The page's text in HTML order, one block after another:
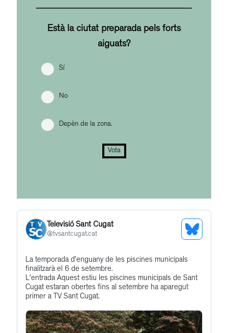
Està la ciutat preparada pels forts
aiguats?
Sí
No
Depèn de la zona.
Vota
Televisió Sant Cugat
@tvsantcugat.cat
See
Get
to
this
post
La temporada d’enguany de les piscines municipals
finalitzarà el 6 de setembre.
L'entrada Aquest estiu les piscines municipals de Sant
Cugat estaran obertes fins al setembre ha aparegut
primer a TV Sant Cugat.